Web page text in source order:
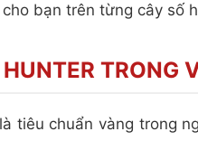
bạn trên từng cây số
TRONG
tiêu chuẩn vàng trong